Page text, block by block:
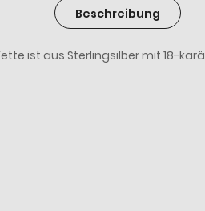
Beschreibung
ist aus Sterlingsilber mit 18-